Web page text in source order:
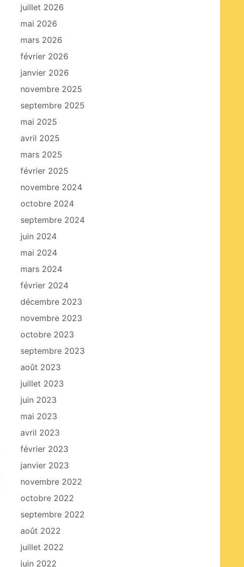
juillet 2026
mai 2026
mars 2026
février 2026
janvier 2026
novembre 2025
septembre 2025
mai 2025
avril 2025
mars 2025
février 2025
novembre 2024
octobre 2024
septembre 2024
juin 2024
mai 2024
mars 2024
février 2024
décembre 2023
novembre 2023
octobre 2023
septembre 2023
août 2023
juillet 2023
juin 2023
mai 2023
avril 2023
février 2023
janvier 2023
novembre 2022
octobre 2022
septembre 2022
août 2022
juillet 2022
juin 2022